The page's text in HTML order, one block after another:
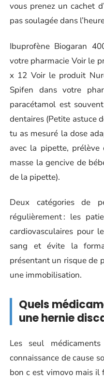
vous prenez un cachet
pas soulagée dans
Ibuprofène Biogaran
votre pharmacie Voir le
x 12 Voir le produit
Spifen dans votre
paracétamol est
dentaires (Petite astuce
tu as mesuré la dose
avec la pipette,
masse la gencive de
de la pipette).
Deux catégories de
régulièrement : les
cardiovasculaires pour
sang et évite la
présentant un risque de
une immobilisation.
Quels
une hernie
Les seul
connaissance de cause
bon c est vimovo mais